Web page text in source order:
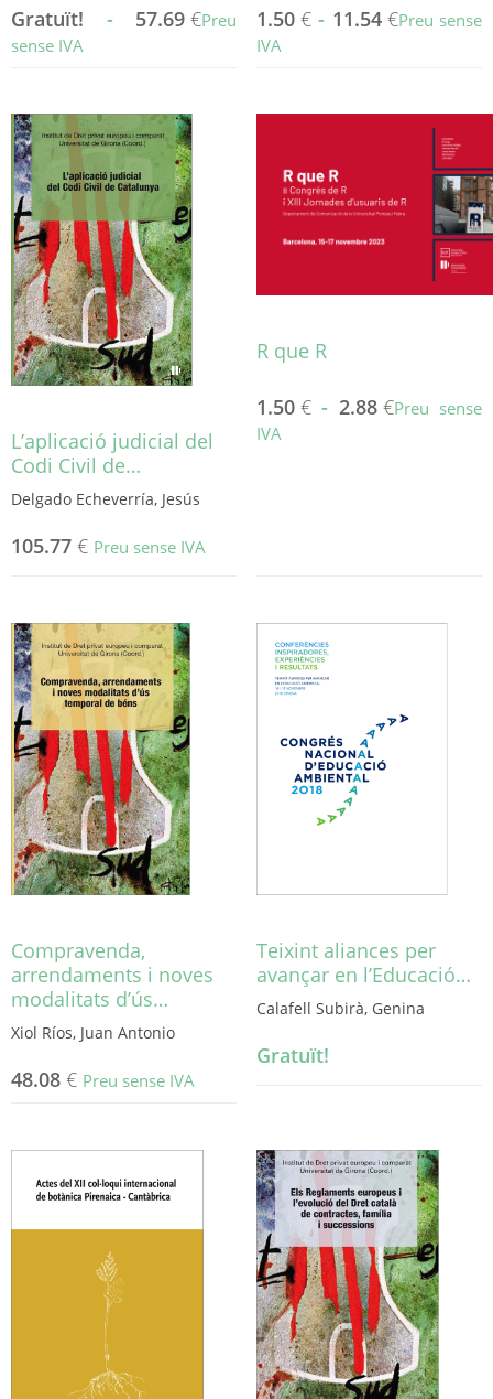
Gratuït! - 57.69 €Preu
sense IVA
té
diverses
variants.
Les
opcions
es
poden
triar
a
la
pàgina
del
1.50 €- 11.54 €Preu sense
IVA
variants.
opcions
triar
la
pàgina
producte
L’aplicació judicial del
Codi Civil de…
Delgado Echeverría, Jesús
105.77 € Preu sense IVA
R que R
1.50 €- 2.88 €Preu sense
IVA
poden
triar
Compravenda,
arrendaments i noves
modalitats d’ús…
Xiol Ríos, Juan Antonio
48.08 € Preu sense IVA
Teixint aliances per
avançar en l’Educació…
Calafell Subirà, Genina
Gratuït!